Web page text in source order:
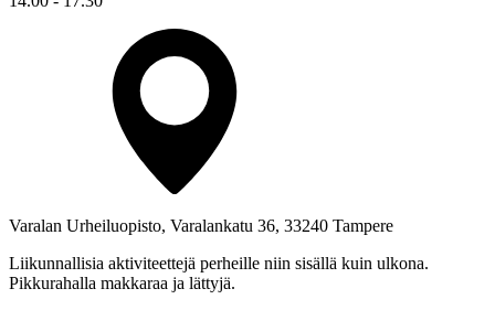
Varalan Urheiluopisto, Varalankatu 36, 33240 Tampere
Liikunnallisia aktiviteettejä perheille niin sisällä kuin ulkona.
Pikkurahalla makkaraa ja lättyjä.